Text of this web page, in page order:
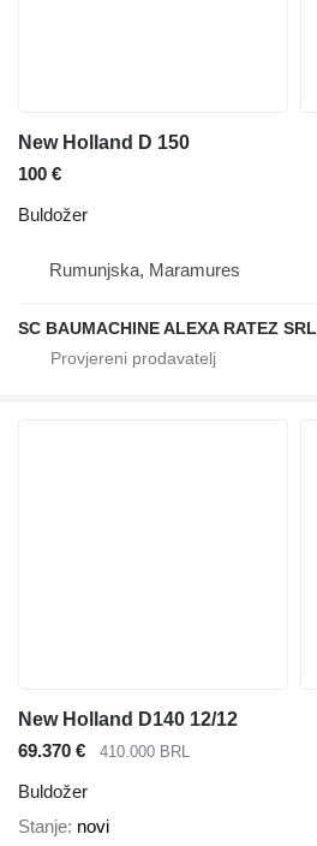
New Holland D 150
100 €
Buldožer
Rumunjska, Maramures
SC BAUMACHINE ALEXA RATEZ SRL
New Holland D140 12/12
69.370 €
410.000 BRL
Buldožer
Stanje novi